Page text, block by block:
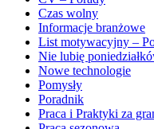
Czas wolny
Informacje branżowe
List motywacyjny –
Nie lubię
Nowe technologie
Pomysły
Poradnik
Praca i Praktyki za